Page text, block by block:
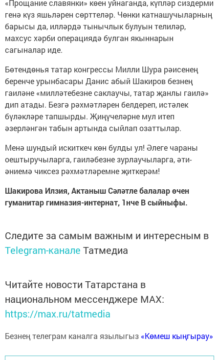
«Прощание славянки» көен уйнаганда, күпләр сиздерми
генә күз яшьләрен сөрттеләр. Чөнки катнашучыларның
барысы да, илләрдә тынычлык булуын телиләр,
махсус хәрби операциядә булган якыннарын
сагыналар иде.
Бөтендөнья татар конгрессы Милли Шура рәисенең
беренче урынбасары Данис абый Шакиров безнең
гаиләне «милләтебезне саклаучы, татар җанлы гаилә»
дип атады. Безгә рәхмәтләрен белдереп, истәлек
бүләкләре тапшырды. Җиңүчеләрне мул итеп
әзерләнгән табын артында сыйлап озаттылар.
Менә шундый искиткеч көн булды ул! Әлеге чараны
оештыручыларга, гаиләбезне зурлаучыларга, әти-
әниемә чиксез рәхмәтләремне җиткерәм!
Шакирова Илзия, Актаныш Сәләтле балалар өчен
гуманитар гимназия-интернат, 1нче В сыйныфы.
Следите за самым важным и интересным в
Telegram-канале Татмедиа
Читайте новости Татарстана в
национальном мессенджере MАХ:
https://max.ru/tatmedia
Безнең телеграм каналга язылыгыз «Көмеш кыңгырау»